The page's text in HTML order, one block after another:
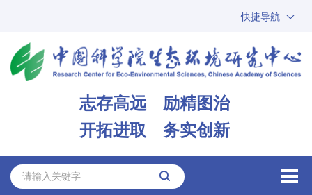
快捷导航
ARP
邮箱
志存高远 励精图治
开拓进取 务实创新